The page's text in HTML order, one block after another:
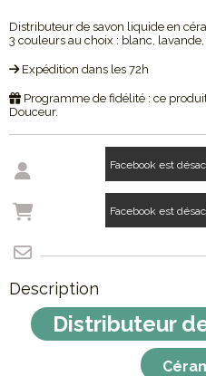
Distributeur de savon liquide en
3 couleurs au choix : blanc,
Expédition dans les 72h
Programme de fidélité : ce
Douceur.
Facebook est
Facebook est
Description
Distributeur